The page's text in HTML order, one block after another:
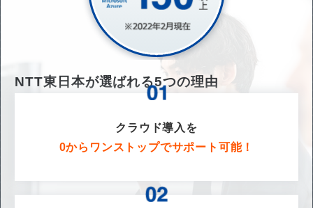
NTT東日本が選ばれる5つの理由
クラウド導入を
0からワンストップでサポート可能！